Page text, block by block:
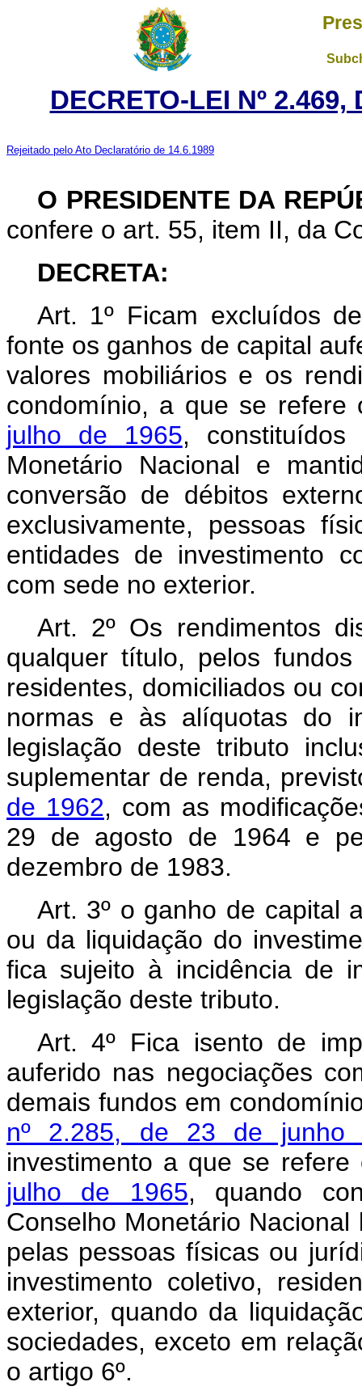
DECRETO-LEI Nº 2.469,
Rejeitado pelo Ato Declaratório de 14.6.1989
O PRESIDENTE DA
confere o art. 55, item II, da
DECRETA:
Art. 1º Ficam excluídos
fonte os ganhos de capital
valores mobiliários e os
condomínio, a que se
julho de 1965,
Monetário Nacional e
conversão de débitos
exclusivamente, pessoas
entidades de investimento
com sede no exterior.
Art. 2º Os rendimentos
qualquer título, pelos
residentes, domiciliados ou
normas e às alíquotas do
legislação deste tributo
suplementar de renda,
de 1962, com as
29 de agosto de 1964 e
dezembro de 1983.
Art. 3º o ganho de capital
ou da liquidação do
fica sujeito à incidência de
legislação deste tributo.
Art. 4º Fica isento de
auferido nas negociações
demais fundos em
nº 2.285, de 23 de junho
investimento a que se
julho de 1965, quando
Conselho Monetário
pelas pessoas físicas ou
investimento coletivo,
exterior, quando da
sociedades, exceto em
o artigo 6º.